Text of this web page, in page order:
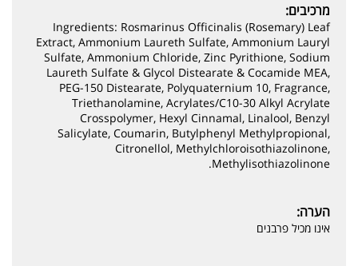
מרכיבים:
Ingredients: Rosmarinus Officinalis (Rosemary) Leaf
Extract, Ammonium Laureth Sulfate, Ammonium Lauryl
Sulfate, Ammonium Chloride, Zinc Pyrithione, Sodium
Laureth Sulfate & Glycol Distearate & Cocamide MEA,
PEG-150 Distearate, Polyquaternium 10, Fragrance,
Triethanolamine, Acrylates/C10-30 Alkyl Acrylate
Crosspolymer, Hexyl Cinnamal, Linalool, Benzyl
Salicylate, Coumarin, Butylphenyl Methylpropional,
Citronellol, Methylchloroisothiazolinone,
Methylisothiazolinone.
הערה:
אינו מכיל פרבנים